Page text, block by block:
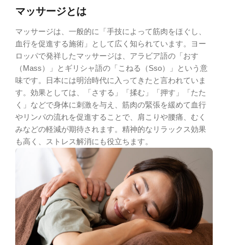
マッサージとは
マッサージは、一般的に「手技によって筋肉をほぐし、
血行を促進する施術」として広く知られています。ヨー
ロッパで発祥したマッサージは、アラビア語の「おす
（Mass）」とギリシャ語の「こねる（Sso）」という意
味です。日本には明治時代に入ってきたと言われていま
す。効果としては、「さする」「揉む」「押す」「たた
く」などで身体に刺激を与え、筋肉の緊張を緩めて血行
やリンパの流れを促進することで、肩こりや腰痛、むく
みなどの軽減が期待されます。精神的なリラックス効果
も高く、ストレス解消にも役立ちます。